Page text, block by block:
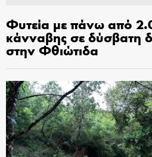
Φυτεία με πάνω από
κάνναβης σε δύσβατη
στην Φθιώτιδα